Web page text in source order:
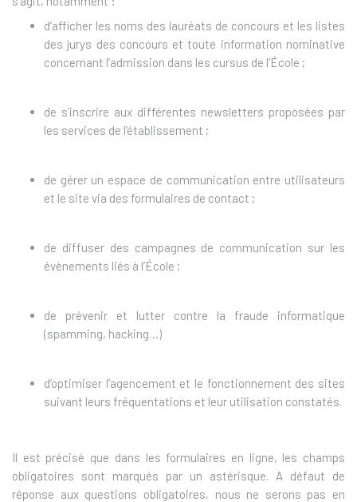
d’afficher les noms des lauréats de concours et les listes
des jurys des concours et toute information nominative
concernant l’admission dans les cursus de l’École ;
de s’inscrire aux différentes newsletters proposées par
les services de l’établissement ;
de gérer un espace de communication entre utilisateurs
et le site via des formulaires de contact ;
de diffuser des campagnes de communication sur les
évènements liés à l’École ;
de prévenir et lutter contre la fraude informatique
(spamming, hacking…)
d’optimiser l’agencement et le fonctionnement des sites
suivant leurs fréquentations et leur utilisation constatés.
Il est précisé que dans les formulaires en ligne, les champs
obligatoires sont marqués par un astérisque. A défaut de
réponse aux questions obligatoires, nous ne serons pas en